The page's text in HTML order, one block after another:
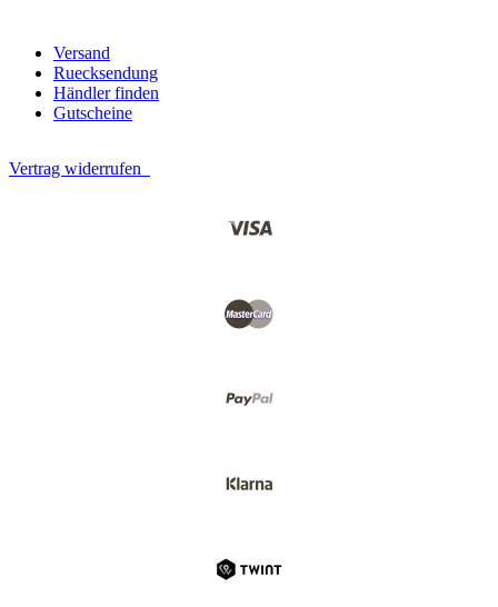
Versand
Ruecksendung
Händler finden
Gutscheine
Vertrag widerrufen